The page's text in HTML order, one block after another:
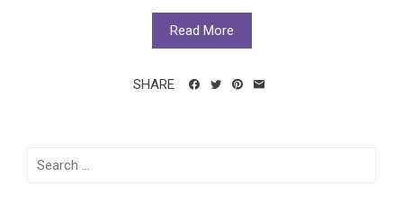
Read More
SHARE
Search